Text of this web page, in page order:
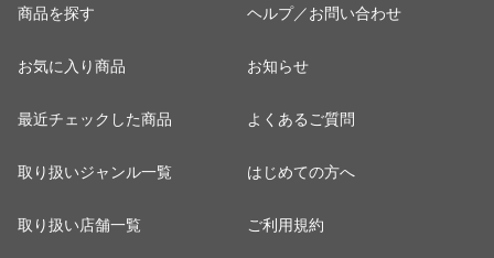
商品を探す
お気に入り商品
最近チェックした商品
取り扱いジャンル一覧
取り扱い店舗一覧
ヘルプ／お問い合わせ
お知らせ
よくあるご質問
はじめての方へ
ご利用規約